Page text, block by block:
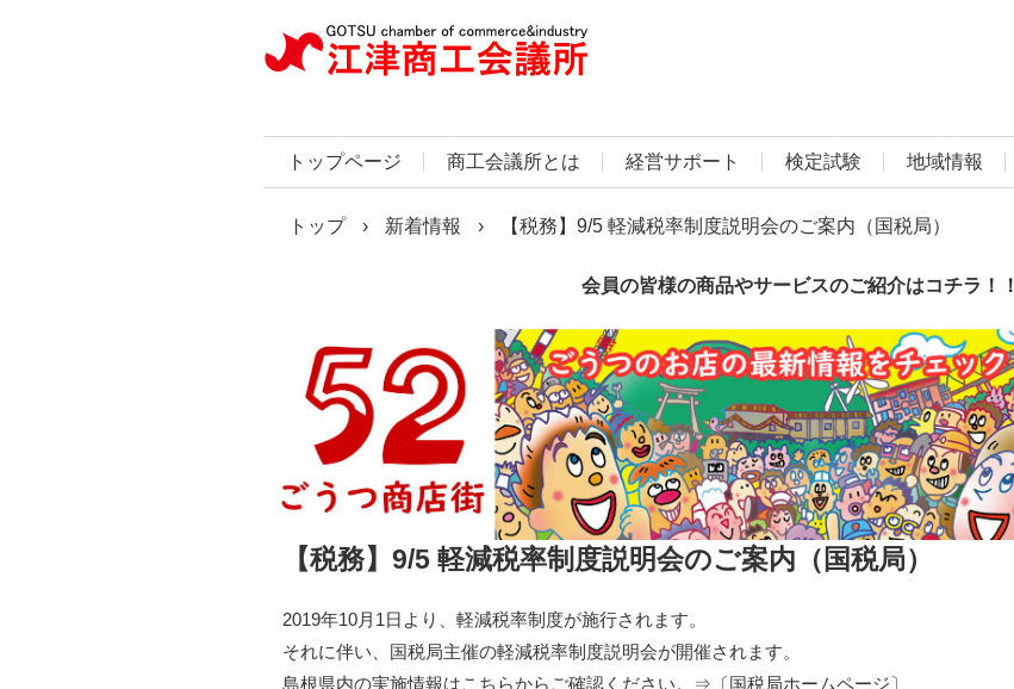
トップページ 商工会議所とは 経営サポート 検定試験 地域情報
トップ › 新着情報 › 【税務】9/5 軽減税率制度説明会のご案内（国税局）
会員の皆様の商品やサービスのご紹介はコチラ！！
【税務】9/5 軽減税率制度説明会のご案内（国税局）
2019年10月1日より、軽減税率制度が施行されます。
それに伴い、国税局主催の軽減税率制度説明会が開催されます。
島根県内の実施情報はこちらからご確認ください。⇒〔国税局ホームページ〕